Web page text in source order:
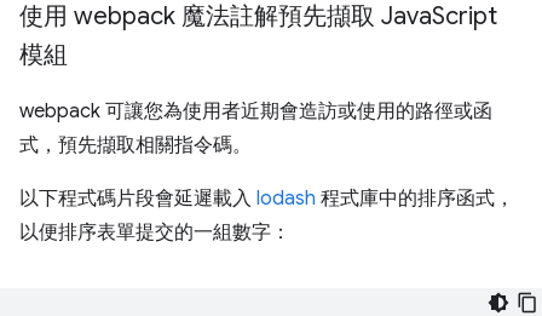
使用 webpack 魔法註解預先擷取 JavaScript
模組
webpack 可讓您為使用者近期會造訪或使用的路徑或函
式，預先擷取相關指令碼。
以下程式碼片段會延遲載入 lodash 程式庫中的排序函式，
以便排序表單提交的一組數字：